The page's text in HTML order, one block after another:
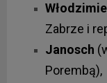
Zabrze i
Janosch
Porembą),